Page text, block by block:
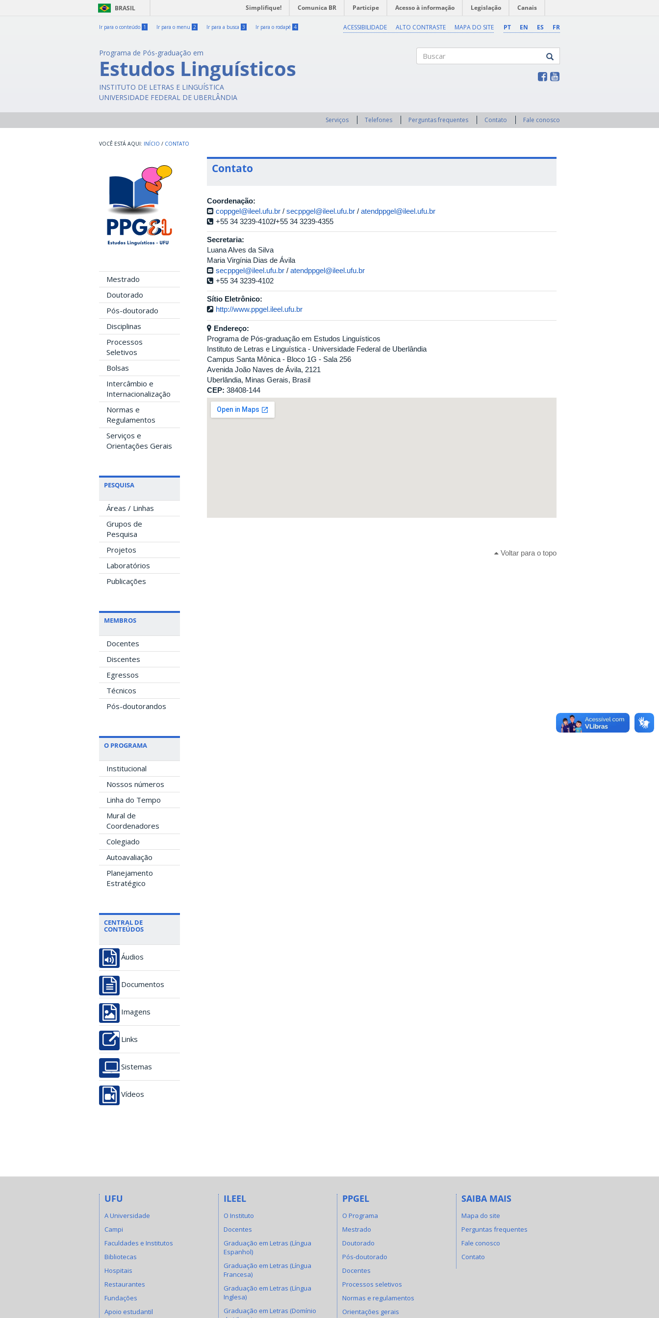
BRASIL Simplifique! Comunica BR Participe Acesso à informação Legislação Canais
Ir para o conteúdo 1 Ir para o menu 2 Ir para a busca 3 Ir para o rodapé 4 PT EN ES FR
ACESSIBILIDADE ALTO CONTRASTE MAPA DO SITE
Programa de Pós-graduação em
Estudos Linguísticos
INSTITUTO DE LETRAS E LINGUÍSTICA
UNIVERSIDADE FEDERAL DE UBERLÂNDIA
Serviços Telefones Perguntas frequentes Contato Fale conosco
INÍCIO / CONTATO
Mestrado
Doutorado
Pós-doutorado
Disciplinas
Processos
Seletivos
Bolsas
Intercâmbio e
Internacionalização
Normas e
Regulamentos
Serviços e
Orientações Gerais
PESQUISA
Áreas / Linhas
Grupos de
Pesquisa
Projetos
Laboratórios
Publicações
MEMBROS
Docentes
Discentes
Egressos
Técnicos
Pós-doutorandos
O PROGRAMA
Institucional
Nossos números
Linha do Tempo
Mural de
Coordenadores
Colegiado
Autoavaliação
Planejamento
Estratégico
CENTRAL DE
CONTEÚDOS
Áudios
Documentos
Imagens
Links
Sistemas
Vídeos
Contato
Coordenação:
coppgel@ileel.ufu.br / secppgel@ileel.ufu.br / atendppgel@ileel.ufu.br
+55 34 3239-4102/+55 34 3239-4355
Secretaria:
Luana Alves da Silva
Maria Virgínia Dias de Ávila
secppgel@ileel.ufu.br / atendppgel@ileel.ufu.br
+55 34 3239-4102
Sítio Eletrônico:
http://www.ppgel.ileel.ufu.br
Endereço:
Programa de Pós-graduação em Estudos Linguísticos
Instituto de Letras e Linguística - Universidade Federal de Uberlândia
Campus Santa Mônica - Bloco 1G - Sala 256
Avenida João Naves de Ávila, 2121
Uberlândia, Minas Gerais, Brasil
CEP: 38408-144
Voltar para o topo
UFU
A Universidade
Campi
Faculdades e Institutos
Bibliotecas
Hospitais
Restaurantes
Fundações
Apoio estudantil
ILEEL
O Instituto
Docentes
Graduação em Letras (Língua
Espanhol)
Graduação em Letras (Língua
Francesa)
Graduação em Letras (Língua
Inglesa)
Graduação em Letras (Domínio
PPGEL
O Programa
Mestrado
Doutorado
Pós-doutorado
Docentes
Processos seletivos
Normas e regulamentos
Orientações gerais
SAIBA MAIS
Mapa do site
Perguntas frequentes
Fale conosco
Contato